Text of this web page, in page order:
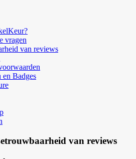
vragen
van reviews
en Badges
van reviews